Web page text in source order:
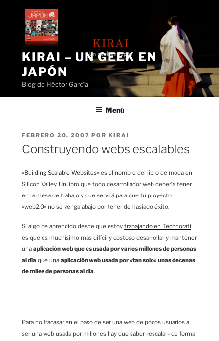
contenido
KIRAI – UN GEEK EN
JAPÓN
Blog de Héctor García
Menú
PUBLICADO
EL
FEBRERO 20, 2007 POR KIRAI
Construyendo webs escalables
«Building Scalable Websites» es el nombre del libro de moda en
Silicon Valley. Un libro que todo desarrollador web debería tener
en la mesa de trabajo y que servirá para que tu proyecto
«web2.0» no se venga abajo por tener demasiado éxito.
Si algo he aprendido desde que estoy trabajando en Technorati
es que es muchísimo más difícil y costoso desarrollar y mantener
una aplicación web que es usada por varios millones de personas
al día que una aplicación web usada por «tan solo» unas decenas
de miles de personas al día.
Para no fracasar en el paso de ser una web de pocos usuarios a
ser una web usada por millones hay que saber «escalar» de forma